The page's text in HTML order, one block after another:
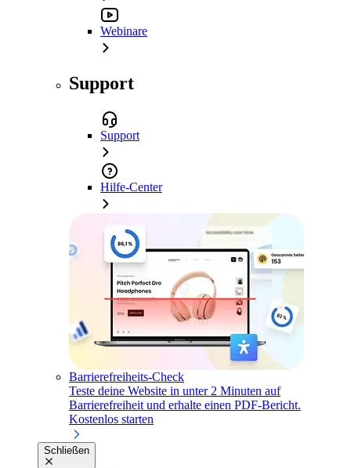
Webinare
Support
Support
Hilfe-Center
Barrierefreiheits-Check
Teste deine Website in unter 2 Minuten auf
Barrierefreiheit und erhalte einen PDF-Bericht.
Kostenlos starten
Schließen